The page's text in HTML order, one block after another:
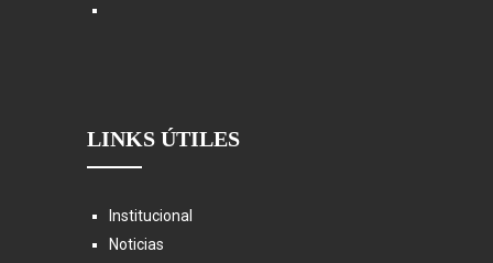
LINKS ÚTILES
Institucional
Noticias